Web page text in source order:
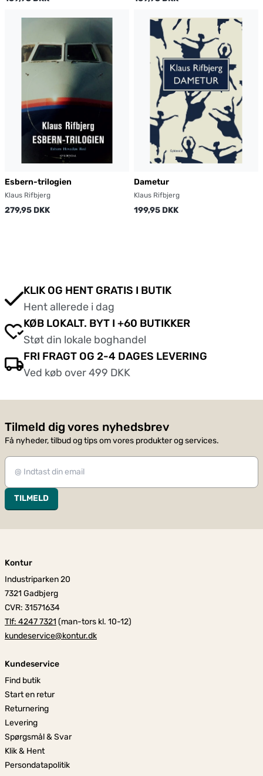
Esbern-trilogien
Klaus Rifbjerg
279,95 DKK
Dametur
Klaus Rifbjerg
199,95 DKK
KLIK OG HENT GRATIS I BUTIK
Hent allerede i dag
KØB LOKALT. BYT I +60 BUTIKKER
Støt din lokale boghandel
FRI FRAGT OG 2-4 DAGES LEVERING
Ved køb over 499 DKK
Tilmeld dig vores nyhedsbrev
Få nyheder, tilbud og tips om vores produkter og services.
TILMELD
Kontur
Industriparken 20
7321 Gadbjerg
CVR: 31571634
Tlf: 4247 7321 (man-tors kl. 10-12)
kundeservice@kontur.dk
Kundeservice
Find butik
Start en retur
Returnering
Levering
Spørgsmål & Svar
Klik & Hent
Persondatapolitik